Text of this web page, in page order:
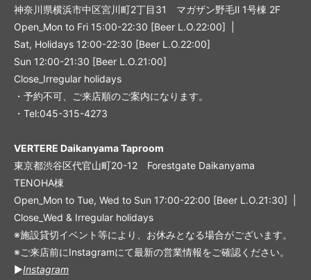
神奈川県横浜市中区宮川町2丁目31 マガザン野毛Ⅱ 1号棟 2F
Open_Mon to Fri 15:00-22:30 [Beer L.O.22:00] |
Sat, Holidays 12:00-22:30 [Beer L.O.22:00]
Sun 12:00-21:30 [Beer L.O.21:00]
Close_Irregular holidays
・予約不可、ご来店順のご案内になります。
・Tel:045-315-4273
VERTERE Daikanyama Taproom
東京都渋谷区代官山町20-12 Forestgate Daikanyama
TENOHA棟
Open_Mon to Tue, Wed to Sun 17:00-22:00 [Beer L.O.21:30] |
Close_Wed & Irregular holidays
※施設貸切イベント等により、お休みとなる場合がございます。
※ご来店前にInstagramにて最新の営業情報をご確認ください。
▶︎Instagram